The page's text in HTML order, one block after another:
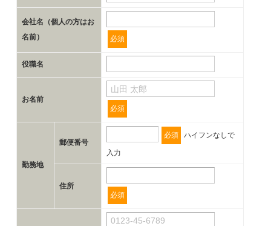
会社名（個人の方はお
名前）
必須
役職名
お名前
必須
勤務地
郵便番号
必須 ハイフンなしで
入力
住所
必須